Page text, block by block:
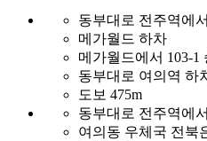
동부대로 전주역에서
메가월드 하차
메가월드에서 103-1
동부대로 여의역 하
도보 475m
동부대로 전주역에서
여의동 우체국 전북